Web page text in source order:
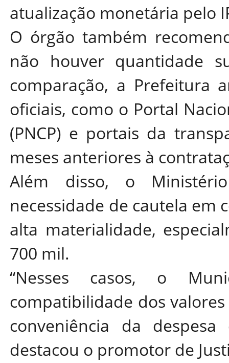
atualização monetária pelo
O órgão também
não houver quantidade
comparação, a Prefeitura
oficiais, como o Portal
(PNCP) e portais da
meses anteriores à
Além disso, o
necessidade de cautela em
alta materialidade,
700 mil.
“Nesses casos, o
compatibilidade dos
conveniência da
destacou o promotor de